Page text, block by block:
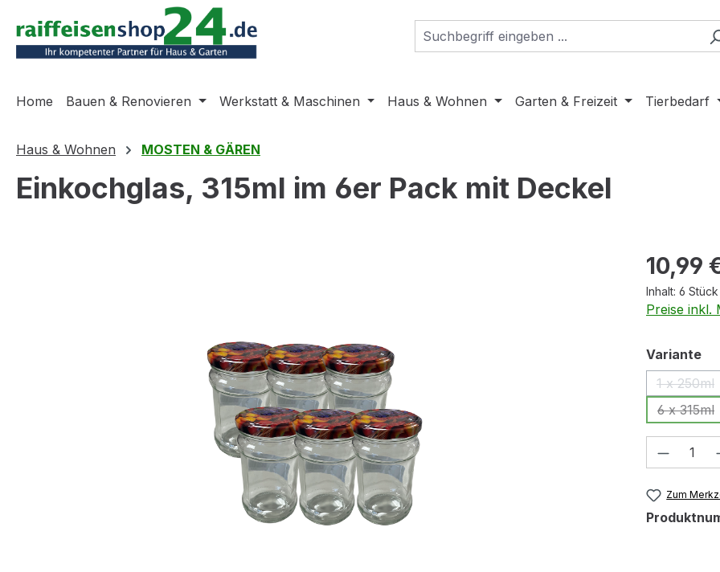
Hauptinhalt springen
Zur Suche springen
Zur Hauptnavigation springen
Home Bauen & Renovieren Werkstatt & Maschinen Haus & Wohnen Garten & Freizeit Tierbedarf
Haus & Wohnen MOSTEN & GÄREN
Einkochglas, 315ml im 6er Pack mit Deckel
Regulärer
10,99
Inhalt: 6 Stück
Preise inkl.
Variante
1 x 250ml
6 x 315ml
Zum